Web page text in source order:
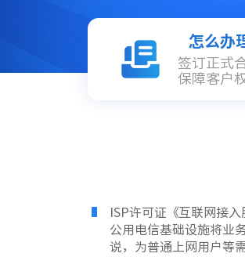
怎么办
签订正式
保障客户
ISP许可证《互联网接
公用电信基础设施将业
说，为普通上网用户等